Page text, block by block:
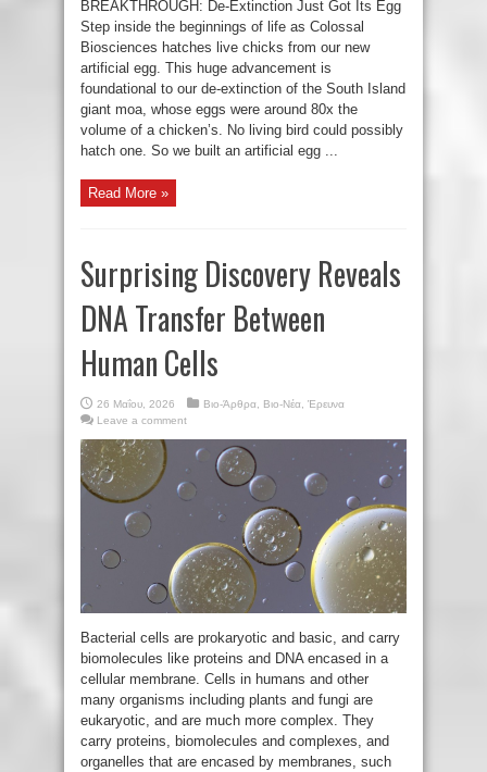
BREAKTHROUGH: De-Extinction Just Got Its Egg
Step inside the beginnings of life as Colossal
Biosciences hatches live chicks from our new
artificial egg. This huge advancement is
foundational to our de-extinction of the South Island
giant moa, whose eggs were around 80x the
volume of a chicken’s. No living bird could possibly
hatch one. So we built an artificial egg ...
Read More »
Surprising Discovery Reveals
DNA Transfer Between
Human Cells
26 Μαΐου, 2026 Βιο-Άρθρα Βιο-Νέα Έρευνα
Leave a comment
Bacterial cells are prokaryotic and basic, and carry
biomolecules like proteins and DNA encased in a
cellular membrane. Cells in humans and other
many organisms including plants and fungi are
eukaryotic, and are much more complex. They
carry proteins, biomolecules and complexes, and
organelles that are encased by membranes, such